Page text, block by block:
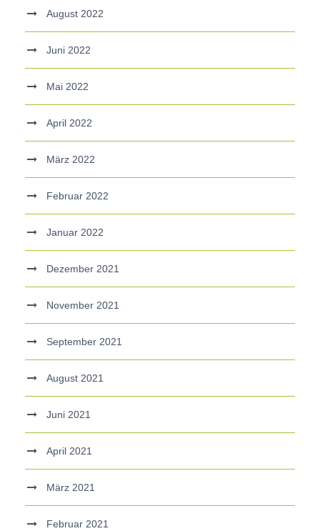
August 2022
Juni 2022
Mai 2022
April 2022
März 2022
Februar 2022
Januar 2022
Dezember 2021
November 2021
September 2021
August 2021
Juni 2021
April 2021
März 2021
Februar 2021